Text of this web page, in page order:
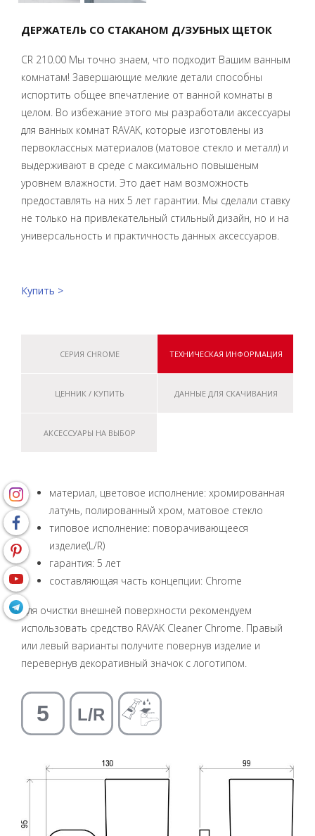
ДЕРЖАТЕЛЬ СО СТАКАНОМ Д/ЗУБНЫХ ЩЕТОК
CR 210.00 Мы точно знаем, что подходит Вашим ванным
комнатам! Завершающие мелкие детали способны
испортить общее впечатление от ванной комнаты в
целом. Во избежание этого мы разработали аксессуары
для ванных комнат RAVAK, которые изготовлены из
первоклассных материалов (матовое стекло и металл) и
выдерживают в среде с максимально повышеным
уровнем влажности. Это дает нам возможность
предоставлять на них 5 лет гарантии. Мы сделали ставку
не только на привлекательный стильный дизайн, но и на
универсальность и практичность данных аксессуаров.
Купить >
СЕРИЯ CHROME ТЕХНИЧЕСКАЯ ИНФОРМАЦИЯ
ЦЕННИК / КУПИТЬ ДАННЫЕ ДЛЯ СКАЧИВАНИЯ
АКСЕССУАРЫ НА ВЫБОР
материал, цветовое исполнение: хромированная
латунь, полированный хром, матовое стекло
типовое исполнение: поворачивающееся
изделие(L/R)
гарантия: 5 лет
составляющая часть концепции: Chrome
Для очистки внешней поверхности рекомендуем
использовать средство RAVAK Cleaner Chrome. Правый
или левый варианты получите повернув изделие и
перевернув декоративный значок с логотипом.